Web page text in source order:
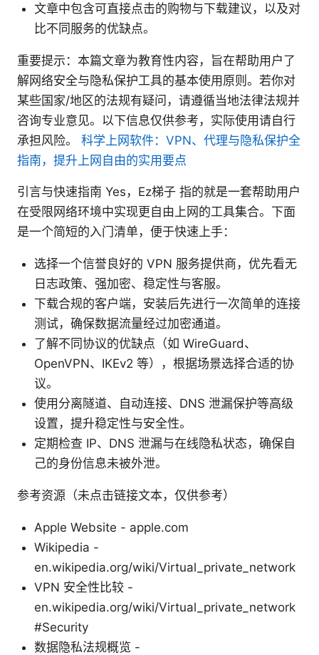
文章中包含可直接点击的购物与下载建议，以及对
比不同服务的优缺点。
重要提示：本篇文章为教育性内容，旨在帮助用户了
解网络安全与隐私保护工具的基本使用原则。若你对
某些国家/地区的法规有疑问，请遵循当地法律法规并
咨询专业意见。以下信息仅供参考，实际使用请自行
承担风险。 科学上网软件：VPN、代理与隐私保护全
指南，提升上网自由的实用要点
引言与快速指南 Yes，Ez梯子 指的就是一套帮助用户
在受限网络环境中实现更自由上网的工具集合。下面
是一个简短的入门清单，便于快速上手：
选择一个信誉良好的 VPN 服务提供商，优先看无
日志政策、强加密、稳定性与客服。
下载合规的客户端，安装后先进行一次简单的连接
测试，确保数据流量经过加密通道。
了解不同协议的优缺点（如 WireGuard、
OpenVPN、IKEv2 等），根据场景选择合适的协
议。
使用分离隧道、自动连接、DNS 泄漏保护等高级
设置，提升稳定性与安全性。
定期检查 IP、DNS 泄漏与在线隐私状态，确保自
己的身份信息未被外泄。
参考资源（未点击链接文本，仅供参考）
Apple Website - apple.com
Wikipedia -
en.wikipedia.org/wiki/Virtual_private_network
VPN 安全性比较 -
en.wikipedia.org/wiki/Virtual_private_network
#Security
数据隐私法规概览 -